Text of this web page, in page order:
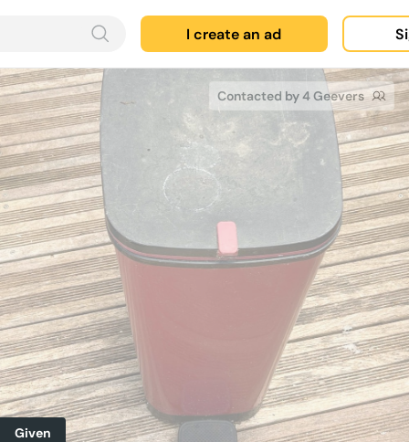
I create an ad
Contacted by 4 Geevers
Given